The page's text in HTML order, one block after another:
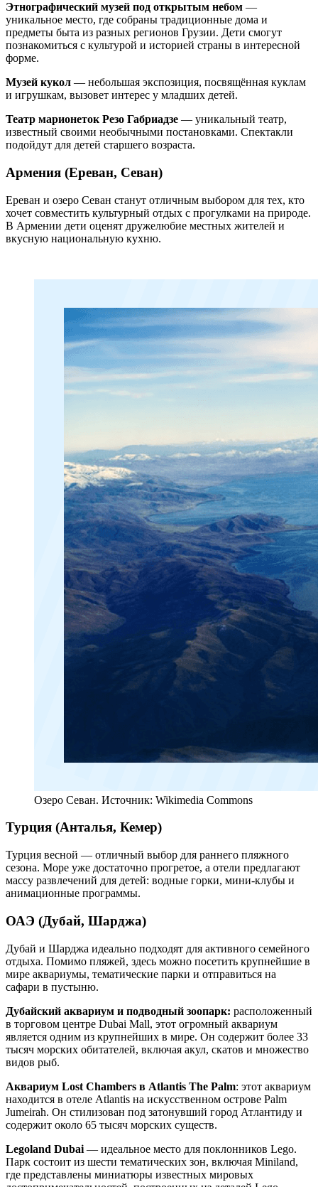
Этнографический музей под открытым небом —
уникальное место, где собраны традиционные дома и
предметы быта из разных регионов Грузии. Дети смогут
познакомиться с культурой и историей страны в интересной
форме.
Музей кукол — небольшая экспозиция, посвящённая куклам
и игрушкам, вызовет интерес у младших детей.
Театр марионеток Резо Габриадзе — уникальный театр,
известный своими необычными постановками. Спектакли
подойдут для детей старшего возраста.
Армения (Ереван, Севан)
Ереван и озеро Севан станут отличным выбором для тех, кто
хочет совместить культурный отдых с прогулками на природе.
В Армении дети оценят дружелюбие местных жителей и
вкусную национальную кухню.
Озеро Севан. Источник: Wikimedia Commons
Турция (Анталья, Кемер)
Турция весной — отличный выбор для раннего пляжного
сезона. Море уже достаточно прогретое, а отели предлагают
массу развлечений для детей: водные горки, мини-клубы и
анимационные программы.
ОАЭ (Дубай, Шарджа)
Дубай и Шарджа идеально подходят для активного семейного
отдыха. Помимо пляжей, здесь можно посетить крупнейшие в
мире аквариумы, тематические парки и отправиться на
сафари в пустыню.
Дубайский аквариум и подводный зоопарк: расположенный
в торговом центре Dubai Mall, этот огромный аквариум
является одним из крупнейших в мире. Он содержит более 33
тысяч морских обитателей, включая акул, скатов и множество
видов рыб.
Аквариум Lost Chambers в Atlantis The Palm: этот аквариум
находится в отеле Atlantis на искусственном острове Palm
Jumeirah. Он стилизован под затонувший город Атлантиду и
содержит около 65 тысяч морских существ.
Legoland Dubai — идеальное место для поклонников Lego.
Парк состоит из шести тематических зон, включая Miniland,
где представлены миниатюры известных мировых